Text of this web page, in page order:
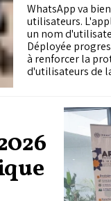
WhatsApp va
utilisateurs.
un nom
Déployée
à renforcer la
d'utilisateurs de